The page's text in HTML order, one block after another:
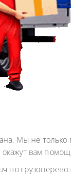
Мы не
вам помощь
по